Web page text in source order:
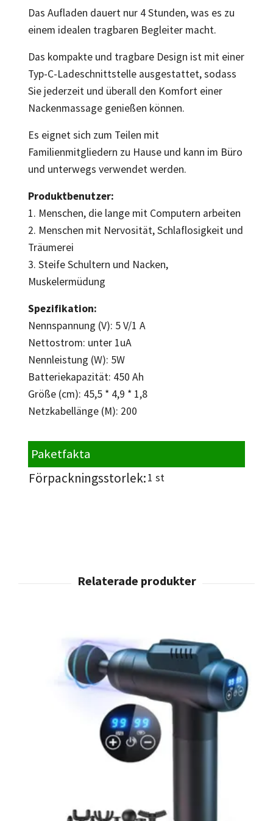
Das Aufladen dauert nur 4 Stunden, was es zu
einem idealen tragbaren Begleiter macht.
Das kompakte und tragbare Design ist mit einer
Typ-C-Ladeschnittstelle ausgestattet, sodass
Sie jederzeit und überall den Komfort einer
Nackenmassage genießen können.
Es eignet sich zum Teilen mit
Familienmitgliedern zu Hause und kann im Büro
und unterwegs verwendet werden.
Produktbenutzer:
1. Menschen, die lange mit Computern arbeiten
2. Menschen mit Nervosität, Schlaflosigkeit und
Träumerei
3. Steife Schultern und Nacken,
Muskelermüdung
Spezifikation:
Nennspannung (V): 5 V/1 A
Nettostrom: unter 1uA
Nennleistung (W): 5W
Batteriekapazität: 450 Ah
Größe (cm): 45,5 * 4,9 * 1,8
Netzkabellänge (M): 200
Paketfakta
Förpackningsstorlek:1 st